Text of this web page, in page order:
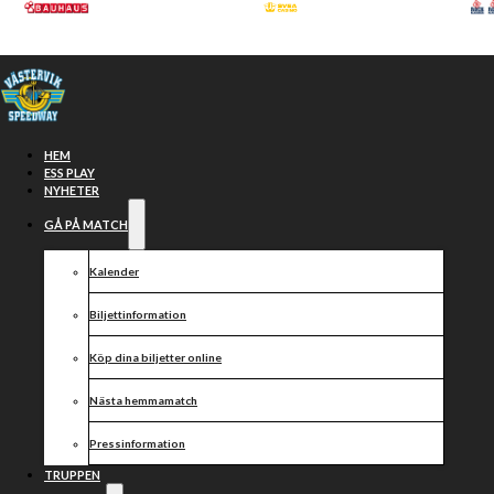
Hoppa till huvudinnehåll
HEM
ESS PLAY
NYHETER
GÅ PÅ MATCH
Kalender
Biljettinformation
Köp dina biljetter online
Nästa hemmamatch
Pressinformation
TRUPPEN
PRESSRELEASE
JACK HOLDER ÅTERVÄNDER TILL VÄSTERVIK